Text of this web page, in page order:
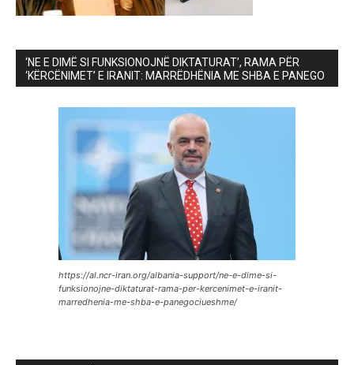
‘NE E DIMË SI FUNKSIONOJNË DIKTATURAT’, RAMA PËR
‘KËRCËNIMET’ E IRANIT: MARRËDHËNIA ME SHBA E PANEGO
https://al.ncr-iran.org/albania-support/ne-e-dime-si-
funksionojne-diktaturat-rama-per-kercenimet-e-iranit-
marredhenia-me-shba-e-panegociueshme/